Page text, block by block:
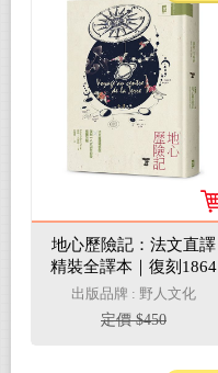
地心歷險記：法文直譯
精裝全譯本｜復刻1864
年初版插圖56幅
出版品牌 : 野人文化
定價 $450